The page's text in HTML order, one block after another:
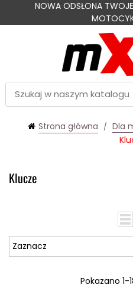
NOWA ODSŁONA
Strona główna Dla
Klucze
Zaznacz
Pokazano 1-